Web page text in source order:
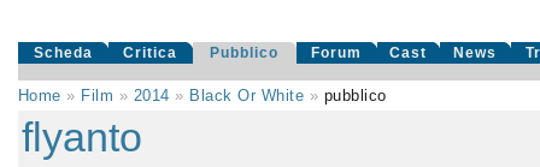
Scheda Critica Pubblico Forum Cast News
Home » Film » 2014 » Black Or White » pubblico
flyanto